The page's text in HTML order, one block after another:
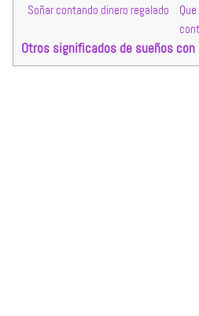
Soñar contando dinero regalado
Otros significados de sueños